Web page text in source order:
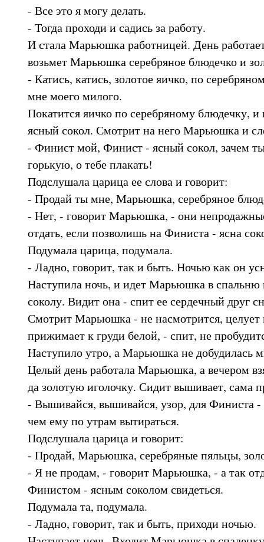
- Все это я могу делать.
- Тогда проходи и садись за работу.
И стала Марьюшка работницей. День
возьмет Марьюшка серебряное блюдечко и
- Катись, катись, золотое яичко, по
мне моего милого.
Покатится яичко по серебряному блюдечку,
ясный сокол. Смотрит на него Марьюшка и
- Финист мой, Финист - ясный сокол, зачем
горькую, о тебе плакать!
Подслушала царица ее слова и говорит:
- Продай ты мне, Марьюшка, серебряное
- Нет, - говорит Марьюшка, - они
отдать, если позволишь на Финиста - ясна
Подумала царица, подумала.
- Ладно, говорит, так и быть. Ночью как он
Наступила ночь, и идет Марьюшка в
соколу. Видит она - спит ее сердечный друг
Смотрит Марьюшка - не насмотрится, целует
прижимает к груди белой, - спит, не
Наступило утро, а Марьюшка не добудилась
Целый день работала Марьюшка, а вечером
да золотую иголочку. Сидит вышивает, сама
- Вышивайся, вышивайся, узор, для Финиста -
чем ему по утрам вытираться.
Подслушала царица и говорит:
- Продай, Марьюшка, серебряные пяльцы,
- Я не продам, - говорит Марьюшка, - а так
Финистом - ясным соколом свидеться.
Подумала та, подумала.
- Ладно, говорит, так и быть, приходи ночью.